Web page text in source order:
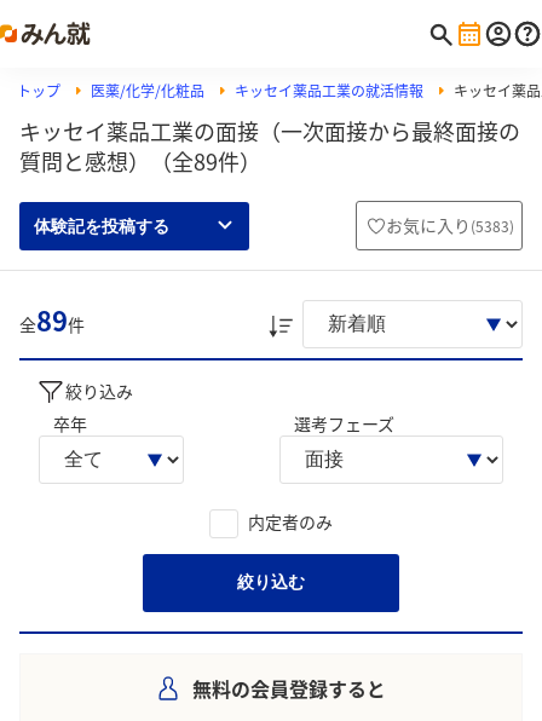
トップ 医薬/化学/化粧品 キッセイ薬品工業の就活情報 キッセイ薬
キッセイ薬品工業の面接（一次面接から最終面接の
質問と感想）（全89件）
体験記を投稿する お気に入り (5383)
全89件
絞り込み
卒年
選考フェーズ
内定者のみ
絞り込む
無料の会員登録すると